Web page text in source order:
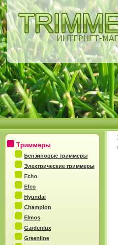
Триммеры
Бензиновые триммеры
Электрические триммеры
Echo
Efco
Hyundai
Champion
Elmos
Gardenlux
Greenline